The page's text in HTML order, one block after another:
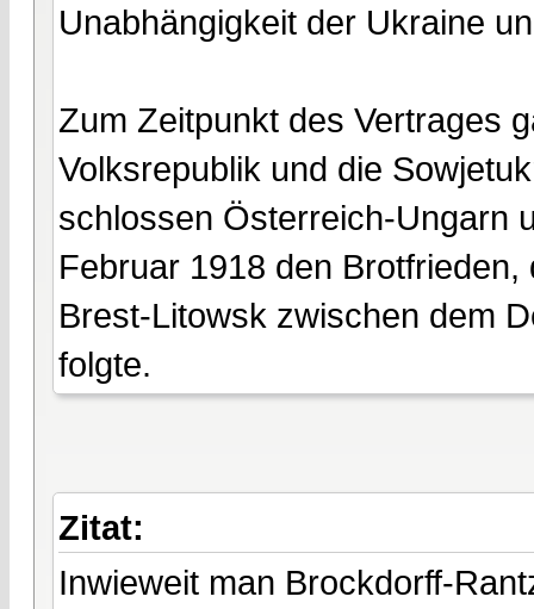
Unabhängigkeit der Ukraine
Zum Zeitpunkt des Vertrages
Volksrepublik und die
schlossen Österreich-Ungarn
Februar 1918 den
Brest-Litowsk zwischen dem
folgte.
Zitat:
Inwieweit man Brockdorff-